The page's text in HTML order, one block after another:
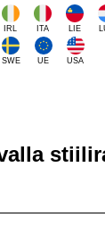
IRL ITA LIE
SWE UE USA